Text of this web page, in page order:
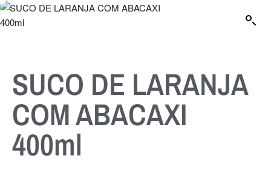
SUCO DE LARANJA
COM ABACAXI
400ml